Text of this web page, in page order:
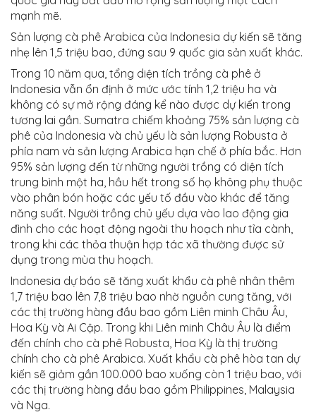
mạnh mẽ.
Sản lượng cà phê Arabica của Indonesia dự kiến ​​sẽ tăng
nhẹ lên 1,5 triệu bao, đứng sau 9 quốc gia sản xuất khác.
Trong 10 năm qua, tổng diện tích trồng cà phê ở
Indonesia vẫn ổn định ở mức ước tính 1,2 triệu ha và
không có sự mở rộng đáng kể nào được dự kiến ​​trong
tương lai gần. Sumatra chiếm khoảng 75% sản lượng cà
phê của Indonesia và chủ yếu là sản lượng Robusta ở
phía nam và sản lượng Arabica hạn chế ở phía bắc. Hơn
95% sản lượng đến từ những người trồng có diện tích
trung bình một ha, hầu hết trong số họ không phụ thuộc
vào phân bón hoặc các yếu tố đầu vào khác để tăng
năng suất. Người trồng chủ yếu dựa vào lao động gia
đình cho các hoạt động ngoài thu hoạch như tỉa cành,
trong khi các thỏa thuận hợp tác xã thường được sử
dụng trong mùa thu hoạch.
Indonesia dự báo sẽ tăng xuất khẩu cà phê nhân thêm
1,7 triệu bao lên 7,8 triệu bao nhờ nguồn cung tăng, với
các thị trường hàng đầu bao gồm Liên minh Châu Âu,
Hoa Kỳ và Ai Cập. Trong khi Liên minh Châu Âu là điểm
đến chính cho cà phê Robusta, Hoa Kỳ là thị trường
chính cho cà phê Arabica. Xuất khẩu cà phê hòa tan dự
kiến ​​sẽ giảm gần 100.000 bao xuống còn 1 triệu bao, với
các thị trường hàng đầu bao gồm Philippines, Malaysia
và Nga.